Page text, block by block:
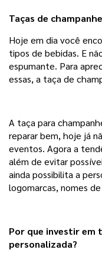
Taças de
Hoje em dia você
tipos de bebidas. E
espumante. Para
essas, a taça de
A taça para
reparar bem, hoje já
eventos. Agora a
além de evitar
ainda possibilita a
logomarcas, nomes
Por que investir em
personalizada?